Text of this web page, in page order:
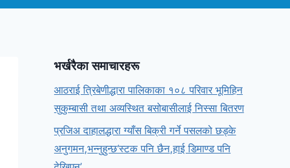
भर्खरैका समाचारहरू
आठराई त्रिबेणीद्धारा पालिकाका १०८ परिवार भूमिहिन
सुकुम्बासी तथा अव्यस्थित बसोबासीलाई निस्सा बितरण
प्रजिअ दाहालद्धारा ग्याँस बिक्री गर्ने पसलको छड्के
अनुगमन,भन्नुहुन्छ‘स्टक पनि छैन,हाई डिमाण्ड पनि